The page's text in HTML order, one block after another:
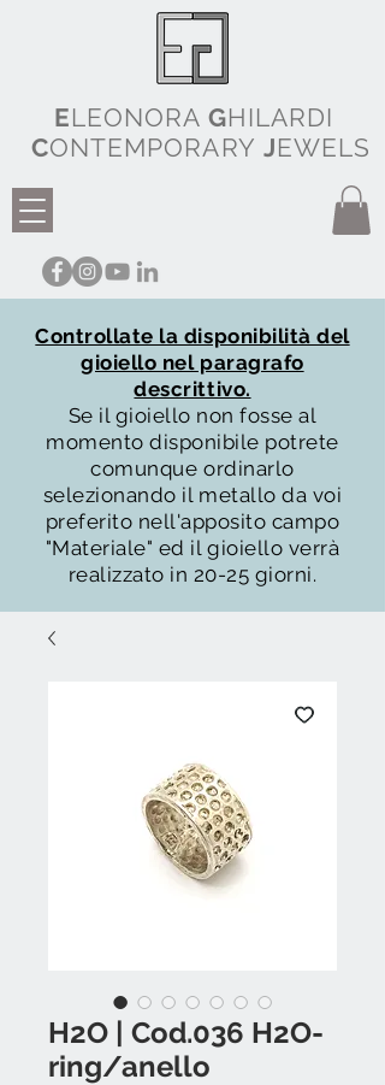
ELEONORA GHILARDI
CONTEMPORARY JEWELS
Controllate la disponibilità del
gioiello nel paragrafo
descrittivo.
Se il gioiello non fosse al
momento disponibile potrete
comunque ordinarlo
selezionando il metallo da voi
preferito nell'apposito campo
"Materiale" ed il gioiello verrà
realizzato in 20-25 giorni.
H2O | Cod.036 H2O-
ring/anello